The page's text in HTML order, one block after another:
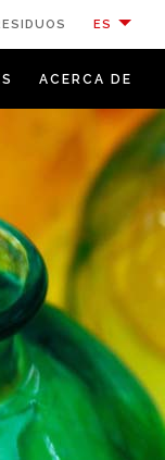
ES
ACERCA DE